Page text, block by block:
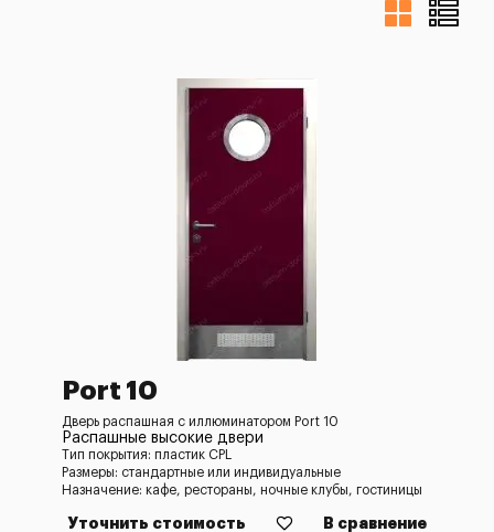
Port 10
Дверь распашная с иллюминатором Port 10
Распашные высокие двери
Тип покрытия: пластик CPL
Размеры: стандартные или индивидуальные
Назначение: кафе, рестораны, ночные клубы, гостиницы
Уточнить стоимость В сравнение